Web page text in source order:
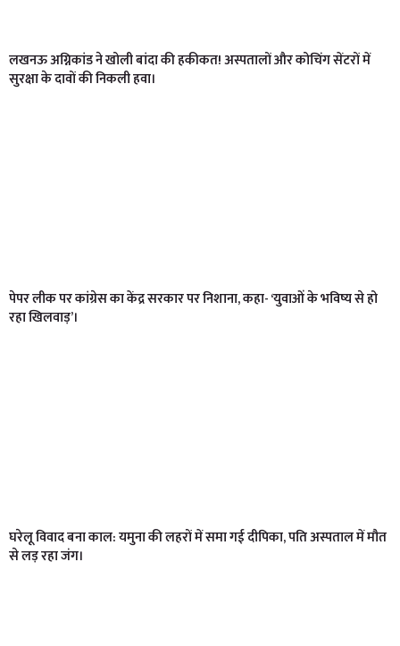
लखनऊ अग्निकांड ने खोली बांदा की हकीकत! अस्पतालों और कोचिंग सेंटरों में
सुरक्षा के दावों की निकली हवा।
पेपर लीक पर कांग्रेस का केंद्र सरकार पर निशाना, कहा- ‘युवाओं के भविष्य से हो
रहा खिलवाड़’।
घरेलू विवाद बना काल: यमुना की लहरों में समा गई दीपिका, पति अस्पताल में मौत
से लड़ रहा जंग।